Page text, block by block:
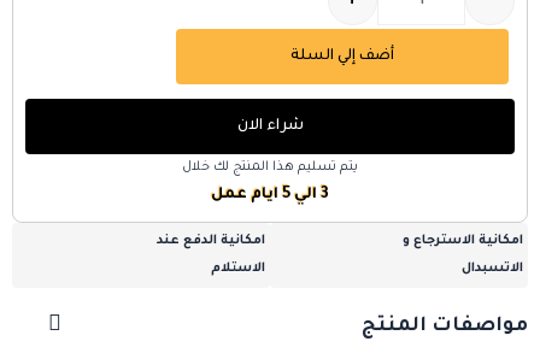
أضف إلي السلة
شراء الان
يتم تسليم هذا المنتج لك خلال
3 الي 5 ايام عمل
امكانية الاسترجاع و
الاتسبدال
امكانية الدفع عند
الاستلام
مواصفات المنتج